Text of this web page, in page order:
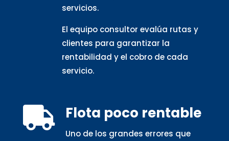
servicios.
El equipo consultor evalúa rutas y
clientes para garantizar la
rentabilidad y el cobro de cada
servicio.
 Flota poco rentable
Uno de los grandes errores que